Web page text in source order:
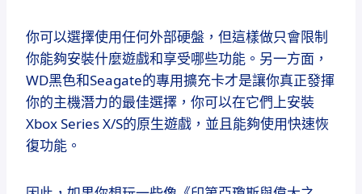
你可以選擇使用任何外部硬盤，但這樣做只會限制
你能夠安裝什麼遊戲和享受哪些功能。另一方面，
WD黑色和Seagate的專用擴充卡才是讓你真正發揮
你的主機潛力的最佳選擇，你可以在它們上安裝
Xbox Series X/S的原生遊戲，並且能夠使用快速恢
復功能。